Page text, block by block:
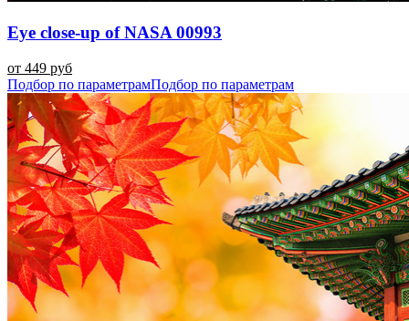
Eye close-up of NASA 00993
от 449 руб
Подбор по параметрамПодбор по параметрам